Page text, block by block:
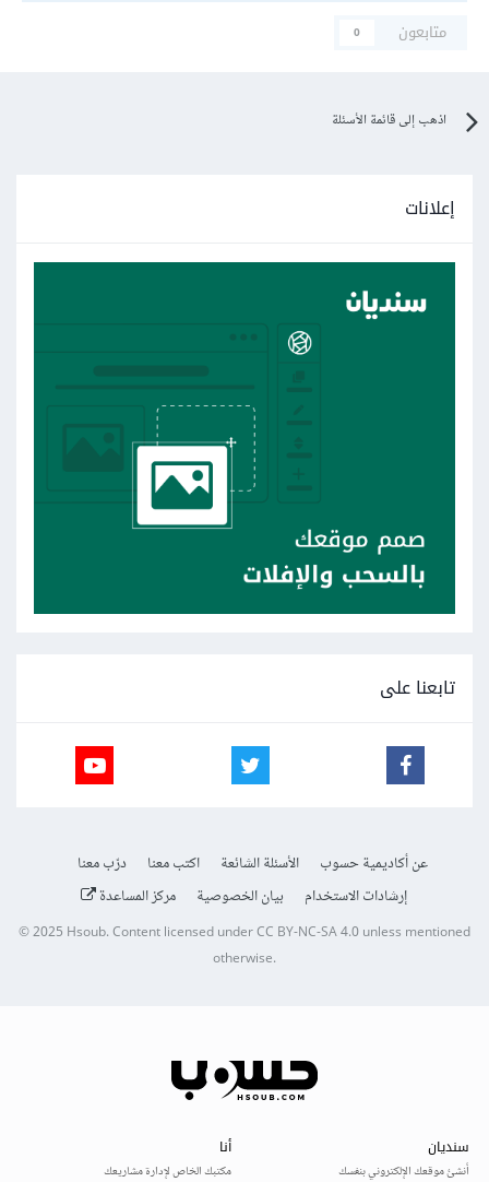
متابعون
0
اذهب إلى قائمة الأسئلة
إعلانات
تابعنا على
عن أكاديمية حسوب الأسئلة الشائعة اكتب معنا
درّب معنا
إرشادات الاستخدام
بيان الخصوصية مركز المساعدة
© 2025Hsoub.Content licensed underCC BY-NC-SA 4.0unless mentioned
otherwise.